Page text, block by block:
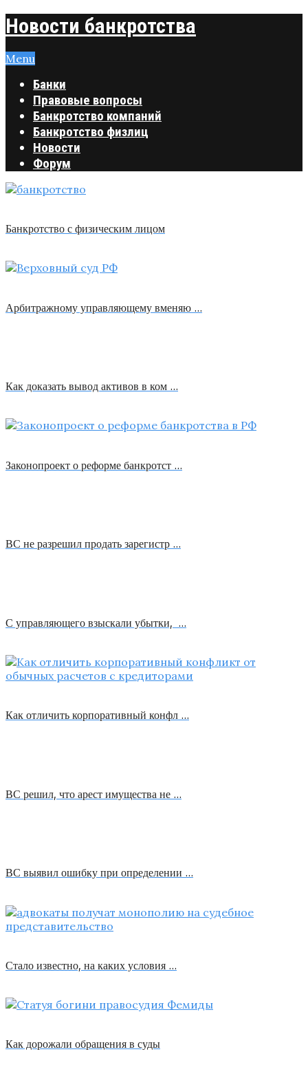
Новости банкротства
Menu
Банки
Правовые вопросы
Банкротство компаний
Банкротство физлиц
Новости
Форум
Банкротство с физическим лицом
Арбитражному управляющему вменяю …
Как доказать вывод активов в ком …
Законопроект о реформе банкротст …
ВС не разрешил продать зарегистр …
С управляющего взыскали убытки, …
Как отличить корпоративный конфл …
ВС решил, что арест имущества не …
ВС выявил ошибку при определении …
Стало известно, на каких условия …
Как дорожали обращения в суды